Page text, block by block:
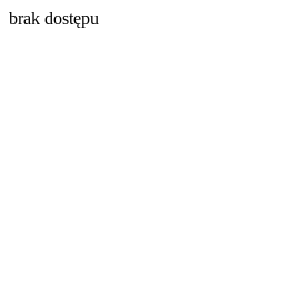
brak dostępu